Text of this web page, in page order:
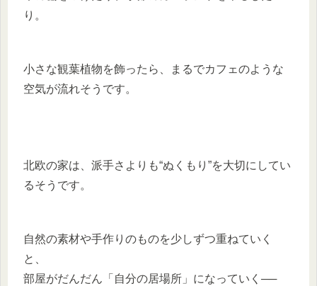
り。
小さな観葉植物を飾ったら、まるでカフェのような
空気が流れそうです。
北欧の家は、派手さよりも“ぬくもり”を大切にしてい
るそうです。
自然の素材や手作りのものを少しずつ重ねていく
と、
部屋がだんだん「自分の居場所」になっていく──